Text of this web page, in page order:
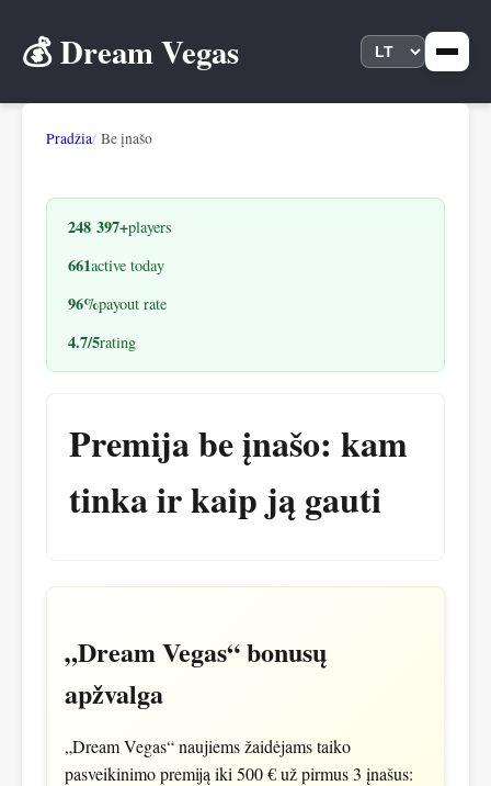
💰 Dream Vegas
Pradžia Be įnašo
248 397+players
661active today
96%payout rate
4.7/5rating
Premija be įnašo: kam
tinka ir kaip ją gauti
„Dream Vegas“ bonusų
apžvalga
„Dream Vegas“ naujiems žaidėjams taiko
pasveikinimo premiją iki 500 € už pirmus 3 įnašus: